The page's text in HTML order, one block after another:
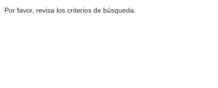
Por favor, revisa los criterios de búsqueda.